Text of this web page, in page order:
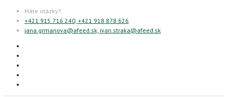
Máte otázky?
+421 915 716 240, +421 918 878 626
jana.grmanova@afeed.sk, ivan.straka@afeed.sk